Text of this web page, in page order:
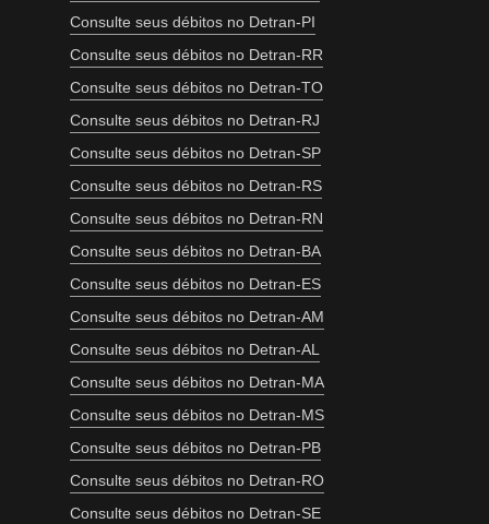
Consulte seus débitos no Detran-PI
Consulte seus débitos no Detran-RR
Consulte seus débitos no Detran-TO
Consulte seus débitos no Detran-RJ
Consulte seus débitos no Detran-SP
Consulte seus débitos no Detran-RS
Consulte seus débitos no Detran-RN
Consulte seus débitos no Detran-BA
Consulte seus débitos no Detran-ES
Consulte seus débitos no Detran-AM
Consulte seus débitos no Detran-AL
Consulte seus débitos no Detran-MA
Consulte seus débitos no Detran-MS
Consulte seus débitos no Detran-PB
Consulte seus débitos no Detran-RO
Consulte seus débitos no Detran-SE